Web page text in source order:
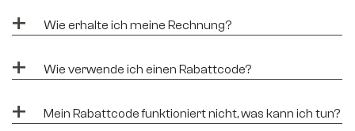
+ Wie erhalte ich meine Rechnung?
+ Wie verwende ich einen Rabattcode?
+ Mein Rabattcode funktioniert nicht, was kann ich tun?